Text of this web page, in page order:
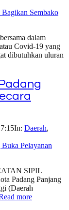
dalam
Covid-19 yang
dibutuhkan uluran
In: Daerah,
SIPIL
Padang Panjang
(Daerah
more